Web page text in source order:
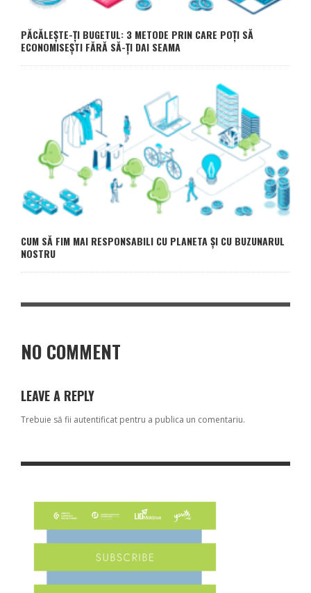
PĂCĂLEȘTE-ȚI BUGETUL: 3 METODE PRIN CARE POȚI SĂ
ECONOMISEȘTI FĂRĂ SĂ-ȚI DAI SEAMA
CUM SĂ FIM MAI RESPONSABILI CU PLANETA ȘI CU BUZUNARUL
NOSTRU
NO COMMENT
LEAVE A REPLY
Trebuie să fii autentificat pentru a publica un comentariu.